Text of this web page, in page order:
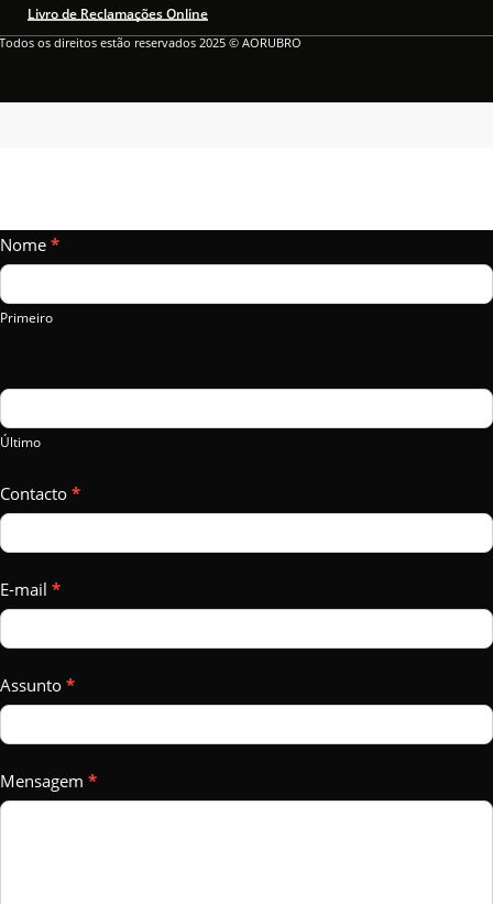
Livro de Reclamações Online
os direitos estão reservados 2025 © AORUBRO
Vamos
Falar?
Nome *
Primeiro
Último
Contacto *
E-mail *
Assunto *
Mensagem *
If
you
are
human,
this
blank.